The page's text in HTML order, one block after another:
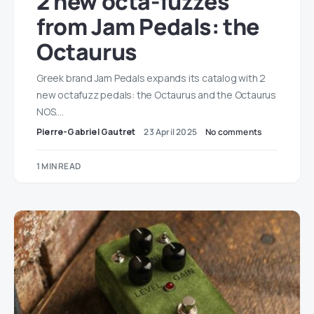
from Jam Pedals: the
Octaurus
Greek brand Jam Pedals expands its catalog with 2
new octafuzz pedals: the Octaurus and the Octaurus
NOS.…
Pierre-Gabriel Gautret 23 April 2025 No comments
1 MIN READ